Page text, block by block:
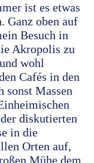
ist es etwas
Ganz oben auf
Besuch in
Akropolis zu
wohl
Cafés in den
sonst Massen
diskutierten
in die
Orten auf,
Mühe dem